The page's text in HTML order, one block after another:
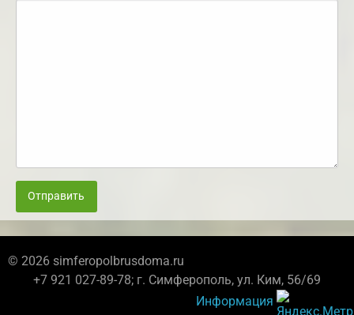
Отправить
© 2026 simferopolbrusdoma.ru
+7 921 027-89-78; г. Симферополь, ул. Ким, 56/69
Информация